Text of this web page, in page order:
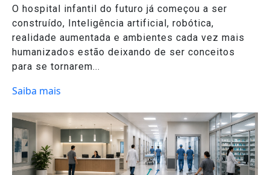
O hospital infantil do futuro já começou a ser
construído, Inteligência artificial, robótica,
realidade aumentada e ambientes cada vez mais
humanizados estão deixando de ser conceitos
para se tornarem...
Saiba mais